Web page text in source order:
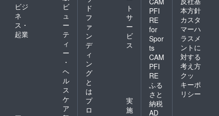
ビジ
ネ
ス・
起業
ビ
ュ
ー
テ
ィ
ー
・
ヘ
ル
ス
ケ
ア
ド
フ
ァ
ン
デ
ィ
ン
グ
と
は
ト
サ
ー
ビ
ス
プ
ロ
実
施
PFI
RE
for
Spor
ts
CAM
PFI
RE
ふる
さと
納税
AD
本方針
カスタ
マーハ
ラスメ
ントに
対する
考え方
クッ
キーポ
リシー